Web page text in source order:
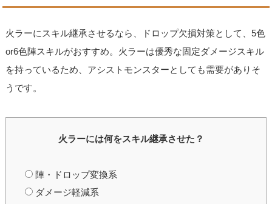
火ラーにスキル継承させるなら、ドロップ欠損対策として、5色
or6色陣スキルがおすすめ。火ラーは優秀な固定ダメージスキル
を持っているため、アシストモンスターとしても需要がありそ
うです。
火ラーには何をスキル継承させた？
陣・ドロップ変換系
ダメージ軽減系